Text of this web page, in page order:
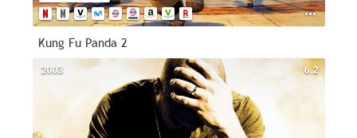
Kung Fu Panda 2
6.2
2003